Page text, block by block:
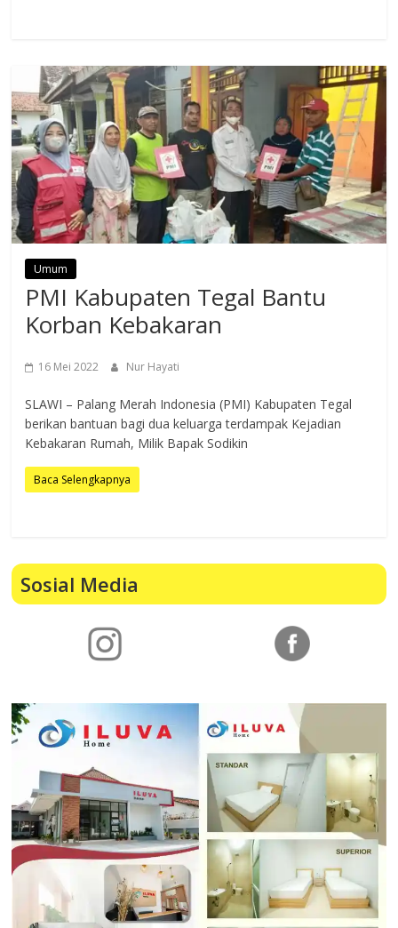
Umum
PMI Kabupaten Tegal Bantu
Korban Kebakaran
16 Mei 2022 Nur Hayati
SLAWI – Palang Merah Indonesia (PMI) Kabupaten Tegal
berikan bantuan bagi dua keluarga terdampak Kejadian
Kebakaran Rumah, Milik Bapak Sodikin
Baca Selengkapnya
Sosial Media